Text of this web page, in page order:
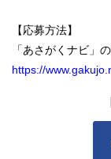
【応募方法】
「あさがくナビ」
https://